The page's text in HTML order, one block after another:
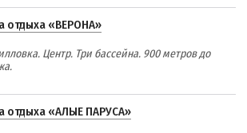
отдыха «ВЕРОНА»
Центр. Три бассейна. 900 метров до
отдыха «АЛЫЕ ПАРУСА»